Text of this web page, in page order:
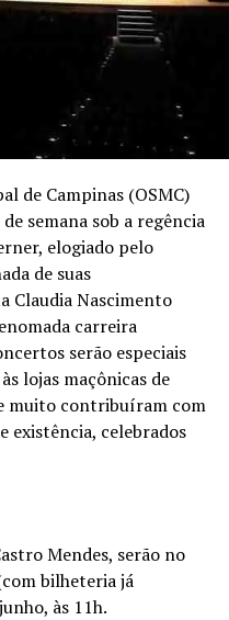
de Campinas (OSMC)
semana sob a regência
elogiado pelo
de suas
Claudia Nascimento
carreira
serão especiais
lojas maçônicas de
muito contribuíram com
existência, celebrados
Mendes, serão no
bilheteria já
às 11h.